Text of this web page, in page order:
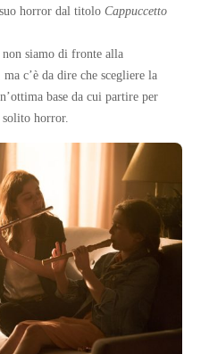
horror dal titolo Cappuccetto
siamo di fronte alla
c’è da dire che scegliere la
base da cui partire per
horror.